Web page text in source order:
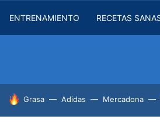
ENTRENAMIENTO RECETAS
HOY SE HABLA DE
Grasa Adidas Mercadona